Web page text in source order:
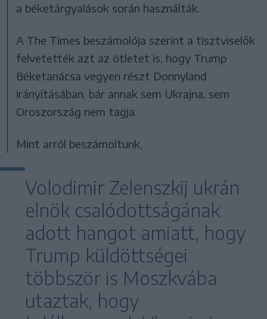
a béketárgyalások során használták.
A The Times beszámolója szerint a tisztviselők
felvetették azt az ötletet is, hogy Trump
Béketanácsa vegyen részt Donnyland
irányításában, bár annak sem Ukrajna, sem
Oroszország nem tagja.
Mint arról beszámoltunk,
Volodimir Zelenszkij ukrán
elnök csalódottságának
adott hangot amiatt, hogy
Trump küldöttségei
többször is Moszkvába
utaztak, hogy